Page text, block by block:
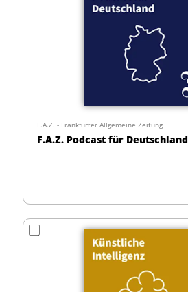
F.A.Z. - Frankfurter Allgemeine Zeitung
F.A.Z. Podcast für Deutschland